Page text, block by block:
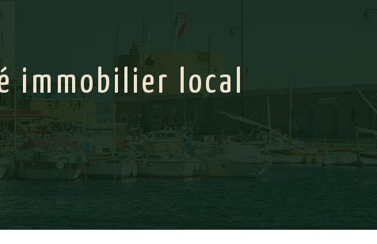
immobilier local